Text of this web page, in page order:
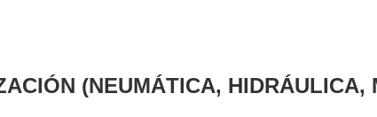
(NEUMÁTICA, HIDRÁULICA,